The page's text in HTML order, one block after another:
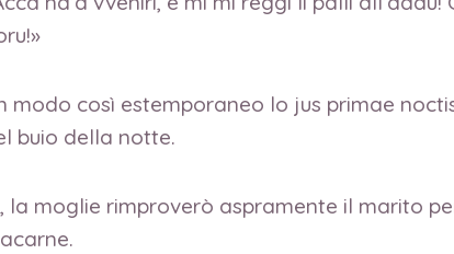
modo così estemporaneo lo jus primae
buio della notte.
la moglie rimproverò aspramente il marito